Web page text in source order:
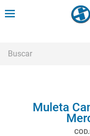
Muleta
cadeira rodas
meia compressao